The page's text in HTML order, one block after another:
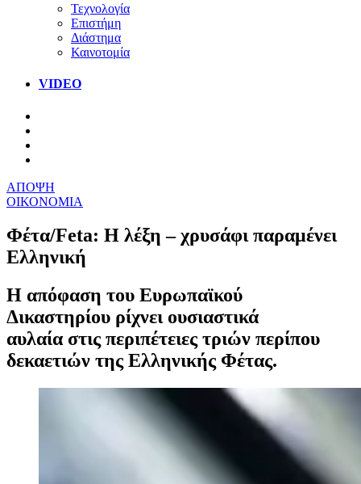
Τεχνολογία
Επιστήμη
Διάστημα
Καινοτομία
VIDEO
ΑΠΟΨΗ
ΟΙΚΟΝΟΜΙΑ
Φέτα/Feta: Η λέξη – χρυσάφι παραμένει
Ελληνική
Η απόφαση του Ευρωπαϊκού
Δικαστηρίου ρίχνει ουσιαστικά
αυλαία στις περιπέτειες τριών περίπου
δεκαετιών της Ελληνικής Φέτας.